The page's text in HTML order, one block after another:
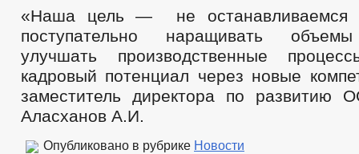
«Наша цель — не останавливаемся
поступательно наращивать объемы
улучшать производственные
кадровый потенциал через новые
заместитель директора по развитию
Аласханов А.И.
Опубликовано в рубрике Новости